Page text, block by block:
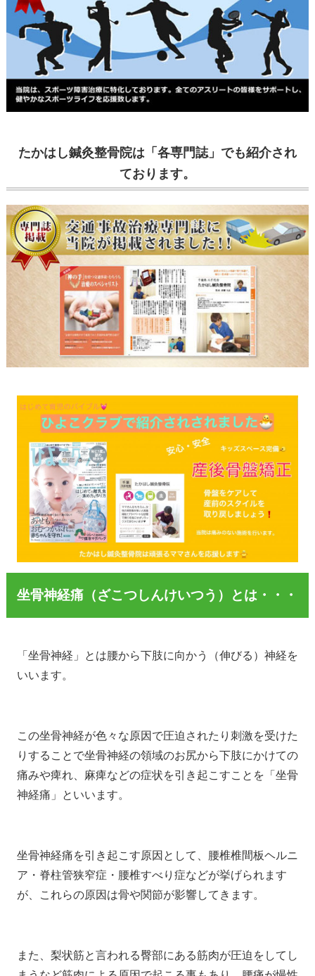
たかはし鍼灸整骨院は「各専門誌」でも紹介され
ております。
坐骨神経痛（ざこつしんけいつう）とは・・・
「坐骨神経」とは腰から下肢に向かう（伸びる）神経を
いいます。
この坐骨神経が色々な原因で圧迫されたり刺激を受けた
りすることで坐骨神経の領域のお尻から下肢にかけての
痛みや痺れ、麻痺などの症状を引き起こすことを「坐骨
神経痛」といいます。
坐骨神経痛を引き起こす原因として、腰椎椎間板ヘルニ
ア・脊柱管狭窄症・腰椎すべり症などが挙げられます
が、これらの原因は骨や関節が影響してきます。
また、梨状筋と言われる臀部にある筋肉が圧迫をしてし